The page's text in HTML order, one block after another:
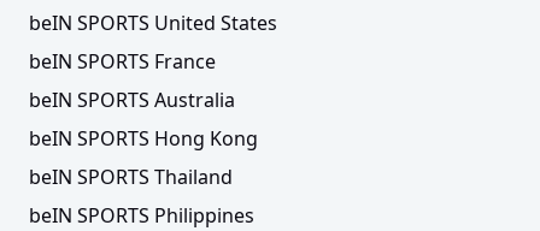
beIN SPORTS United States
beIN SPORTS France
beIN SPORTS Australia
beIN SPORTS Hong Kong
beIN SPORTS Thailand
beIN SPORTS Philippines